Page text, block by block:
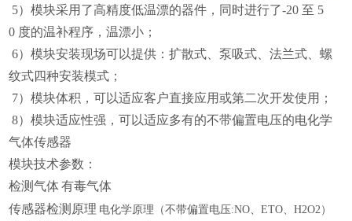
5）模块采用了高精度低温漂的器件，同时进行了-20 至 5
0 度的温补程序，温漂小；
6）模块安装现场可以提供：扩散式、泵吸式、法兰式、螺
纹式四种安装模式；
7）模块体积，可以适应客户直接应用或第二次开发使用；
8）模块适应性强，可以适应多有的不带偏置电压的电化学
气体传感器
模块技术参数：
检测气体有毒气体
传感器检测原理 电化学原理（不带偏置电压:NO、ETO、H2O2）